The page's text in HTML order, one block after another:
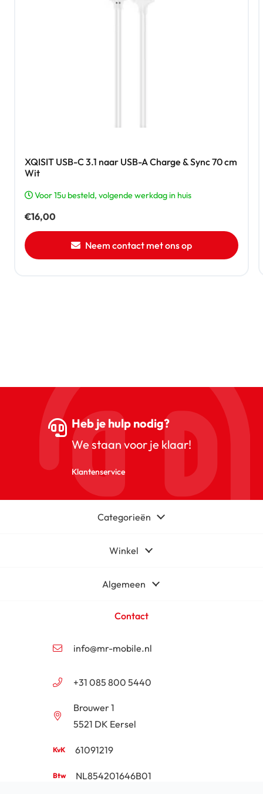
XQISIT USB-C 3.1 naar USB-A Charge & Sync 70 cm
Wit
Voor 15u besteld, volgende werkdag in huis
€16,00
Neem contact met ons op
Heb je hulp nodig?
We staan voor je klaar!
Klantenservice
Categorieën
Winkel
Algemeen
Contact
info@mr-mobile.nl
+31 085 800 5440
Brouwer 1
5521 DK Eersel
61091219
NL854201646B01